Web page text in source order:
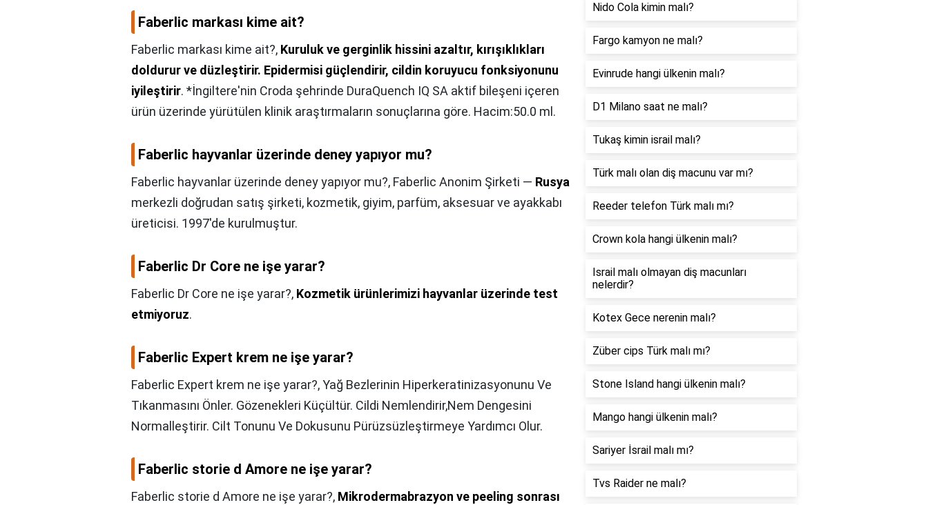
Faberlic markası kime ait?
Faberlic markası kime ait?, Kuruluk ve gerginlik hissini azaltır, kırışıklıkları
doldurur ve düzleştirir. Epidermisi güçlendirir, cildin koruyucu fonksiyonunu
iyileştirir. *İngiltere'nin Croda şehrinde DuraQuench IQ SA aktif bileşeni içeren
ürün üzerinde yürütülen klinik araştırmaların sonuçlarına göre. Hacim:50.0 ml.
Faberlic hayvanlar üzerinde deney yapıyor mu?
Faberlic hayvanlar üzerinde deney yapıyor mu?, Faberlic Anonim Şirketi — Rusya
merkezli doğrudan satış şirketi, kozmetik, giyim, parfüm, aksesuar ve ayakkabı
üreticisi. 1997'de kurulmuştur.
Faberlic Dr Core ne işe yarar?
Faberlic Dr Core ne işe yarar?, Kozmetik ürünlerimizi hayvanlar üzerinde test
etmiyoruz.
Faberlic Expert krem ne işe yarar?
Faberlic Expert krem ne işe yarar?,Yağ Bezlerinin Hiperkeratinizasyonunu Ve
Tıkanmasını Önler. Gözenekleri Küçültür. Cildi Nemlendirir,Nem Dengesini
Normalleştirir. Cilt Tonunu Ve Dokusunu Pürüzsüzleştirmeye Yardımcı Olur.
Faberlic storie d Amore ne işe yarar?
Faberlic storie d Amore ne işe yarar?, Mikrodermabrazyon ve peeling sonrası
Nido Cola kimin malı?
Fargo kamyon ne malı?
Evinrude hangi ülkenin malı?
D1 Milano saat ne malı?
Tukaş kimin israil malı?
Türk malı olan diş macunu var mı?
Reeder telefon Türk malı mı?
Crown kola hangi ülkenin malı?
Israil malı olmayan diş macunları
nelerdir?
Kotex Gece nerenin malı?
Züber cips Türk malı mı?
Stone Island hangi ülkenin malı?
Mango hangi ülkenin malı?
Sariyer İsrail malı mı?
Tvs Raider ne malı?